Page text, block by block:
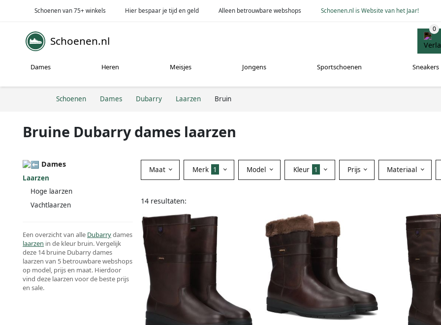
Schoenen van 75+ winkels Hier bespaar je tijd en geld Alleen betrouwbare webshops Schoenen.nl is Website van het Jaar!
Schoenen.nl
Dames Heren Meisjes Jongens Sportschoenen Sneakers
Schoenen Dames Dubarry Laarzen Bruin
Bruine Dubarry dames laarzen
Dames
Laarzen
Hoge laarzen
Vachtlaarzen
Een overzicht van alle Dubarrydames
laarzen in de kleur bruin. Vergelijk
deze 14 bruine Dubarry dames
laarzen van 5 betrouwbare webshops
op model, prijs en maat. Hierdoor
vind deze laarzen voor de beste prijs
en sale.
Maat Merk 1 Model Kleur 1 Prijs Materiaal
14 resultaten: